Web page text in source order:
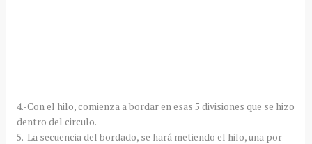
4.-Con el hilo, comienza a bordar en esas 5 divisiones que se hizo
dentro del circulo.
5.-La secuencia del bordado, se hará metiendo el hilo, una por